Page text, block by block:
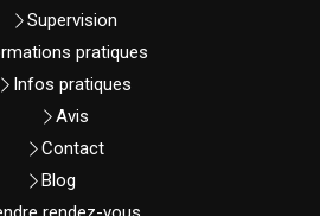
Supervision
pratiques
Infos pratiques
Avis
Contact
Blog